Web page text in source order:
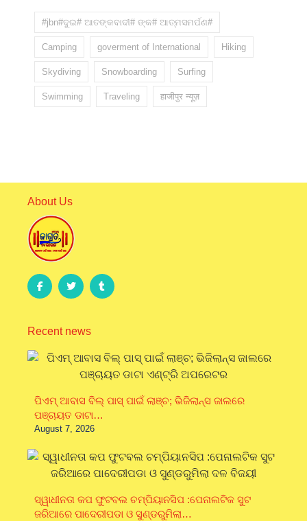
#jbn#ଦୁଇ# ଆତଙ୍କବାଦୀ# ଙ୍କ# ଆତ୍ମସମର୍ପଣ#
Camping goverment of International Hiking
Skydiving Snowboarding Surfing
Swimming Traveling हाजीपुर न्यूज़
About Us
Recent news
ପିଏମ୍ ଆବାସ ବିଲ୍ ପାସ୍ ପାଇଁ ଲାଞ୍ଚ; ଭିଜିଲାନ୍ସ ଜାଲରେ
ପଞ୍ଚାୟତ ଡାଟା…
August 7, 2026
ସ୍ୱାଧୀନତା କପ ଫୁଟବଲ ଚମ୍ପିୟାନସିପ :ପେନାଲଟିକ ସୁଟ
ଜରିଆରେ ପାଦେରୀପଡା ଓ ସୁଣ୍ଡରୁମିଲା…